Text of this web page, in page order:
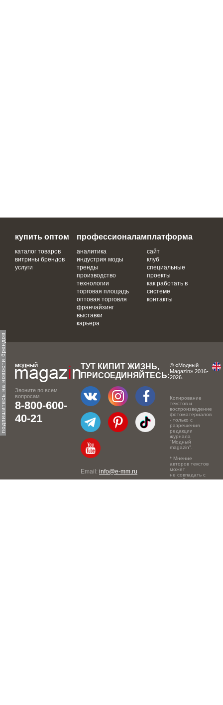
подпишитесь на новости брендов
купить оптом
каталог товаров
витрины брендов
услуги
профессионалам
аналитика
индустрия моды
тренды
производство
технологии
торговая площадь
оптовая торговля
франчайзинг
выставки
карьера
платформа
сайт
клуб
специальные
проекты
как работать в
системе
контакты
Звоните по всем
вопросам
8-800-600-
40-21
ТУТ КИПИТ ЖИЗНЬ,
ПРИСОЕДИНЯЙТЕСЬ:
Email: info@e-mm.ru
© «Модный
Magazin» 2016-
2026.
Копирование
текстов и
воспроизведение
фотоматериалов
- только с
разрешения
редакции
журнала
"Модный
magazin".
* Мнение
авторов текстов
может
не совпадать с
точкой зрения